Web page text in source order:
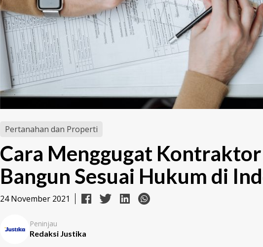
Pertanahan dan Properti
Cara Menggugat Kontraktor
Bangun Sesuai Hukum di
24 November 2021
Peninjau
Redaksi Justika